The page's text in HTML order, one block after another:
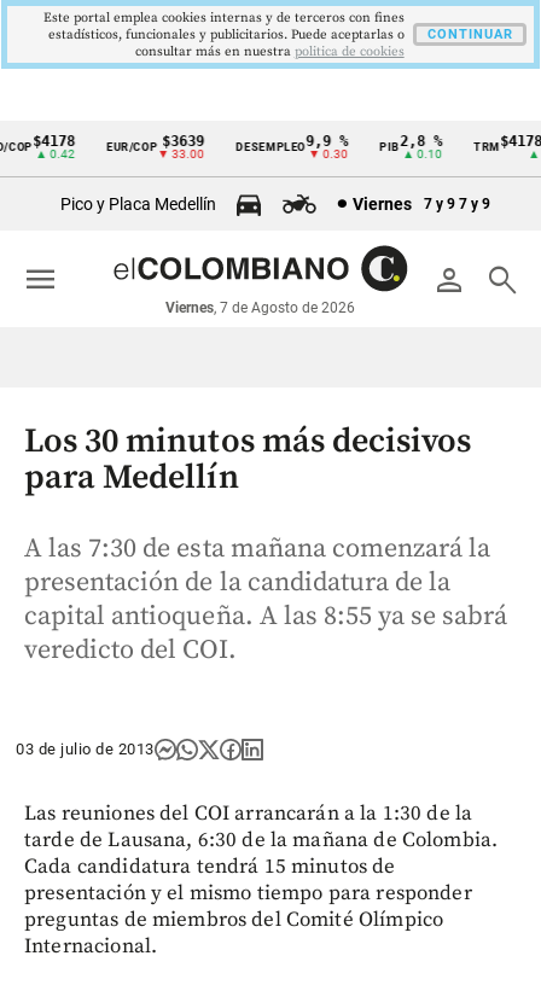
Cintillo
económicos
Colombia
$4178
▲ 0.42
EUR/COP $3639
▼ 33.00
DESEMPLEO 9,9 %
▼ 0.30
PIB2,8 %
▲ 0.10
TRM
▲
Pico y Placa Medellín Viernes 7 y 9 7 y 9
person search
Viernes, 7 de Agosto de 2026
menu
Los 30 minutos más decisivos
para Medellín
A las 7:30 de esta mañana comenzará la
presentación de la candidatura de la
capital antioqueña. A las 8:55 ya se sabrá
veredicto del COI.
03 de julio de 2013
Las reuniones del COI arrancarán a la 1:30 de la
tarde de Lausana, 6:30 de la mañana de Colombia.
Cada candidatura tendrá 15 minutos de
presentación y el mismo tiempo para responder
preguntas de miembros del Comité Olímpico
Internacional.
Este portal emplea cookies internas y de terceros con fines
estadísticos, funcionales y publicitarios. Puede aceptarlas o
consultar más en nuestra politica de cookies
CONTINUAR